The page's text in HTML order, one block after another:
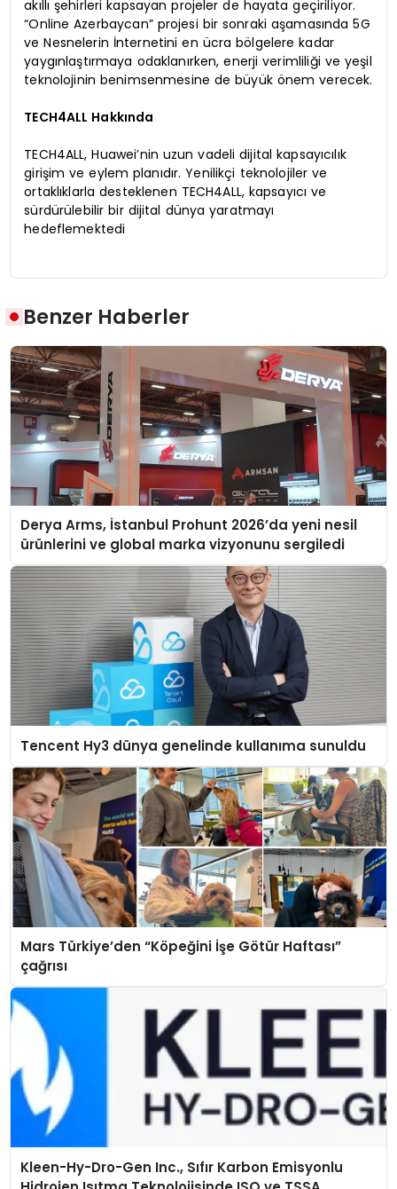
akıllı şehirleri kapsayan projeler de hayata geçiriliyor.
“Online Azerbaycan” projesi bir sonraki aşamasında 5G
ve Nesnelerin İnternetini en ücra bölgelere kadar
yaygınlaştırmaya odaklanırken, enerji verimliliği ve yeşil
teknolojinin benimsenmesine de büyük önem verecek.
TECH4ALL Hakkında
TECH4ALL, Huawei’nin uzun vadeli dijital kapsayıcılık
girişim ve eylem planıdır. Yenilikçi teknolojiler ve
ortaklıklarla desteklenen TECH4ALL, kapsayıcı ve
sürdürülebilir bir dijital dünya yaratmayı
hedeflemektedi
Benzer Haberler
Derya Arms, İstanbul Prohunt 2026’da yeni nesil
ürünlerini ve global marka vizyonunu sergiledi
Tencent Hy3 dünya genelinde kullanıma sunuldu
Mars Türkiye’den “Köpeğini İşe Götür Haftası”
çağrısı
Kleen-Hy-Dro-Gen Inc., Sıfır Karbon Emisyonlu